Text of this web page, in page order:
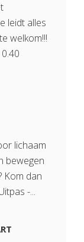
leidt alles
welkom!!!
lichaam
bewegen
Kom dan
-...